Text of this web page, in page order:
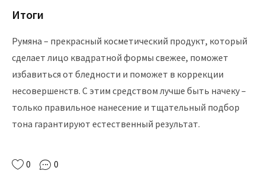
Итоги
Румяна – прекрасный косметический продукт, который
сделает лицо квадратной формы свежее, поможет
избавиться от бледности и поможет в коррекции
несовершенств. С этим средством лучше быть начеку –
только правильное нанесение и тщательный подбор
тона гарантируют естественный результат.
0 0